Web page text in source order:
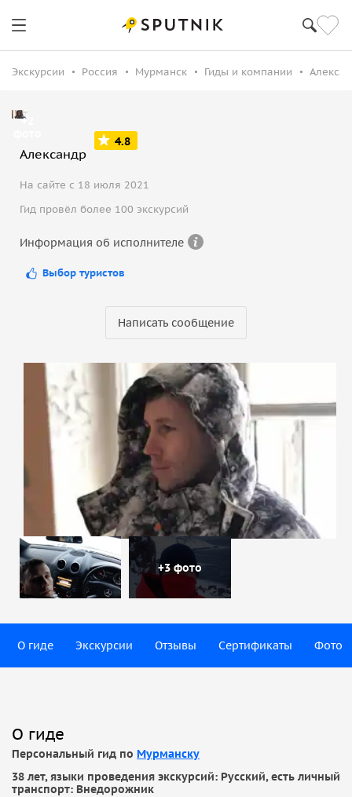
Экскурсии Россия Мурманск Гиды и компании
+2
Александр
4.8
На сайте с 18 июля 2021
Гид провёл более 100 экскурсий
Информация об исполнителе
Выбор туристов
Написать сообщение
+3 фото
О гиде Экскурсии Отзывы Сертификаты Фото
О гиде
Персональный гид по Мурманску
38 лет, языки проведения экскурсий: Русский, есть личный
транспорт: Внедорожник